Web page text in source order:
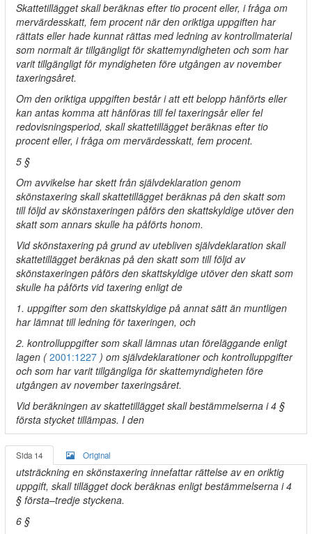
Skattetillägget skall beräknas efter tio procent eller, i fråga om
mervärdesskatt, fem procent när den oriktiga uppgiften har
rättats eller hade kunnat rättas med ledning av kontrollmaterial
som normalt är tillgängligt för skattemyndigheten och som har
varit tillgängligt för myndigheten före utgången av november
taxeringsåret.
Om den oriktiga uppgiften består i att ett belopp hänförts eller
kan antas komma att hänföras till fel taxeringsår eller fel
redovisningsperiod, skall skattetillägget beräknas efter tio
procent eller, i fråga om mervärdesskatt, fem procent.
5 §
Om avvikelse har skett från självdeklaration genom
skönstaxering skall skattetillägget beräknas på den skatt som
till följd av skönstaxeringen påförs den skattskyldige utöver den
skatt som annars skulle ha påförts honom.
Vid skönstaxering på grund av utebliven självdeklaration skall
skattetillägget beräknas på den skatt som till följd av
skönstaxeringen påförs den skattskyldige utöver den skatt som
skulle ha påförts vid taxering enligt de
1. uppgifter som den skattskyldige på annat sätt än muntligen
har lämnat till ledning för taxeringen, och
2. kontrolluppgifter som skall lämnas utan föreläggande enligt
lagen ( 2001:1227 ) om självdeklarationer och kontrolluppgifter
och som har varit tillgängliga för skattemyndigheten före
utgången av november taxeringsåret.
Vid beräkningen av skattetillägget skall bestämmelserna i 4 §
första stycket tillämpas. I den
Sida 14 Original
utsträckning en skönstaxering innefattar rättelse av en oriktig
uppgift, skall tillägget dock beräknas enligt bestämmelserna i 4
§ första–tredje styckena.
6 §